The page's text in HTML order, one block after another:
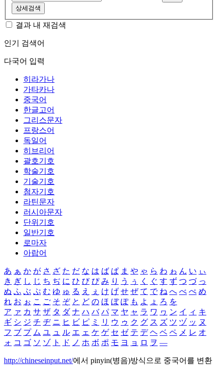
상세검색
결과 내 재검색
인기 검색어
다국어 입력
히라가나
가타카나
중국어
한글고어
그리스문자
프랑스어
독일어
히브리어
괄호기호
학술기호
기술기호
첨자기호
라틴문자
러시아문자
단위기호
일반기호
로마자
아랍어
あ ぁ か が さ ざ た だ な は ば ぱ ま や ゃ ら わ ゎ ん い ぃ
き ぎ し じ ち ぢ に ひ び ぴ み り う ぅ く ぐ す ず つ づ っ
ぬ ふ ぶ ぷ む ゆ ゅ る え ぇ け げ せ ぜ て で ね へ べ ぺ め
れ お ぉ こ ご そ ぞ と ど の ほ ぼ ぽ も よ ょ ろ を
ア ァ カ サ ザ タ ダ ナ ハ バ パ マ ヤ ャ ラ ワ ヮ ン イ ィ キ
ギ シ ジ チ ヂ ニ ヒ ビ ピ ミ リ ウ ゥ ク グ ス ズ ツ ヅ ッ ヌ
フ ブ プ ム ユ ュ ル エ ェ ケ ゲ セ ゼ テ デ ヘ ベ ペ メ レ オ
ォ コ ゴ ソ ゾ ト ド ノ ホ ボ ポ モ ヨ ョ ロ ヲ ―
http://chineseinput.net/에서 pinyin(병음)방식으로 중국어를 변환